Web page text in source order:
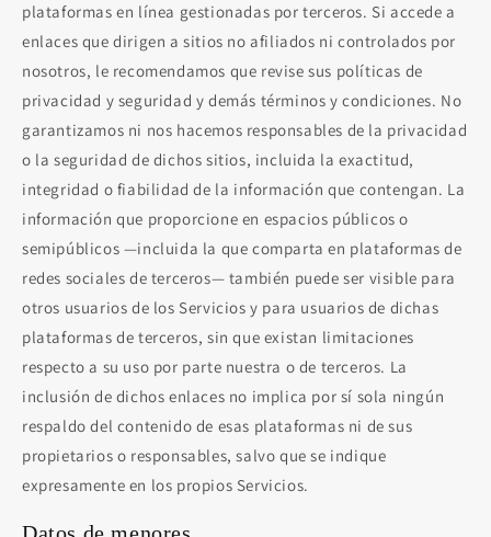
plataformas en línea gestionadas por terceros. Si accede a
enlaces que dirigen a sitios no afiliados ni controlados por
nosotros, le recomendamos que revise sus políticas de
privacidad y seguridad y demás términos y condiciones. No
garantizamos ni nos hacemos responsables de la privacidad
o la seguridad de dichos sitios, incluida la exactitud,
integridad o fiabilidad de la información que contengan. La
información que proporcione en espacios públicos o
semipúblicos —incluida la que comparta en plataformas de
redes sociales de terceros— también puede ser visible para
otros usuarios de los Servicios y para usuarios de dichas
plataformas de terceros, sin que existan limitaciones
respecto a su uso por parte nuestra o de terceros. La
inclusión de dichos enlaces no implica por sí sola ningún
respaldo del contenido de esas plataformas ni de sus
propietarios o responsables, salvo que se indique
expresamente en los propios Servicios.